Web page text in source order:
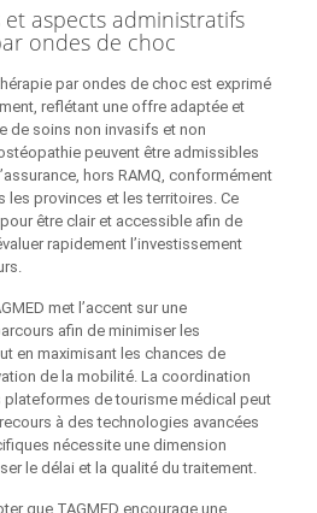
et aspects administratifs
ondes de choc
par ondes de choc est exprimé
reflétant une offre adaptée et
de soins non invasifs et non
peuvent être admissibles
hors RAMQ, conformément
les provinces et les territoires. Ce
être clair et accessible afin de
rapidement l’investissement
met l’accent sur une
afin de minimiser les
en maximisant les chances de
de la mobilité. La coordination
plateformes de tourisme médical peut
à des technologies avancées
nécessite une dimension
le délai et la qualité du traitement.
que TAGMED encourage une